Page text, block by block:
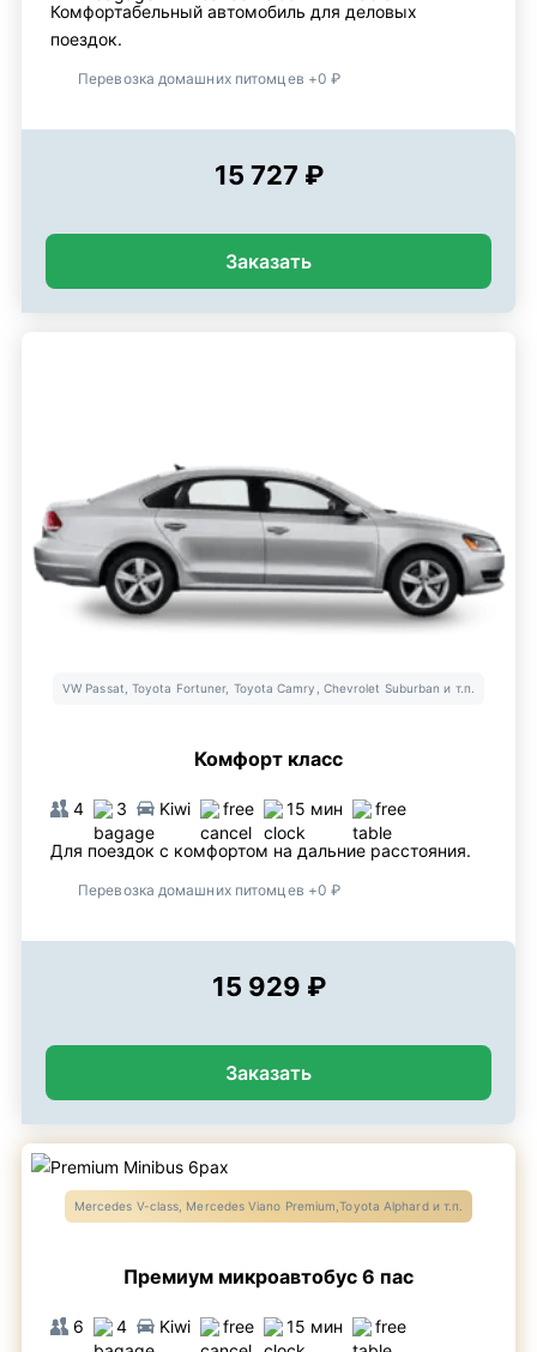
Комфортабельный автомобиль для деловых
поездок.
Перевозка домашних питомцев +0 ₽
15 727 ₽
Заказать
VW Passat, Toyota Fortuner, Toyota Camry, Chevrolet Suburban и т.п.
Комфорт класс
4 3 Kiwi free 15 мин free
Для поездок с комфортом на дальние расстояния.
Перевозка домашних питомцев +0 ₽
15 929 ₽
Заказать
Mercedes V-class, Mercedes Viano Premium,Toyota Alphard и т.п.
Премиум микроавтобус 6 пас
6 4 Kiwi free 15 мин free